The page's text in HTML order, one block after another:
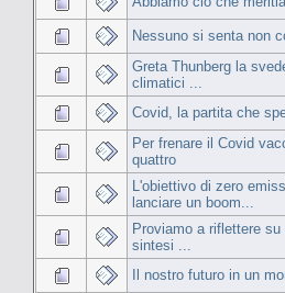
Nessuno si senta non
Greta Thunberg la
climatici ...
Covid, la partita che
Per frenare il Covid
quattro
L'obiettivo di zero
lanciare un boom...
Proviamo a riflettere
sintesi ...
Il nostro futuro in un